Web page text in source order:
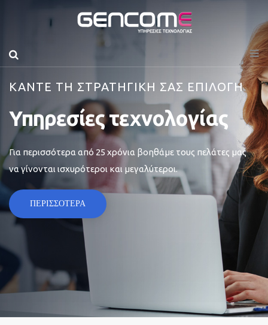
ΚΑΝΤΕ ΤΗ ΣΤΡΑΤΗΓΙΚΗ ΣΑΣ ΕΠΙΛΟΓΗ
Υπηρεσίες τεχνολογίας
Για περισσότερα από 25 χρόνια βοηθάμε τους πελάτες μας
να γίνονται ισχυρότεροι και μεγαλύτεροι.
ΠΕΡΙΣΣΟΤΕΡΑ